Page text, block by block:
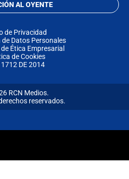
AL OYENTE
de Privacidad
Datos Personales
Ética Empresarial
de Cookies
1712 DE 2014
RCN Medios.
reservados.